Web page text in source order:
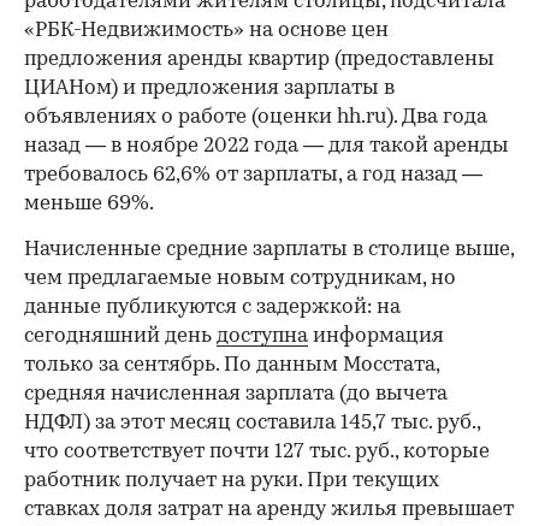
«РБК-Недвижимость» на основе цен
предложения аренды квартир (предоставлены
ЦИАНом) и предложения зарплаты в
объявлениях о работе (оценки hh.ru). Два года
назад — в ноябре 2022 года — для такой аренды
требовалось 62,6% от зарплаты, а год назад —
меньше 69%.
Начисленные средние зарплаты в столице выше,
чем предлагаемые новым сотрудникам, но
данные публикуются с задержкой: на
сегодняшний день доступнаинформация
только за сентябрь. По данным Мосстата,
средняя начисленная зарплата (до вычета
НДФЛ) за этот месяц составила 145,7 тыс. руб.,
что соответствует почти 127 тыс. руб., которые
работник получает на руки. При текущих
ставках доля затрат на аренду жилья превышает